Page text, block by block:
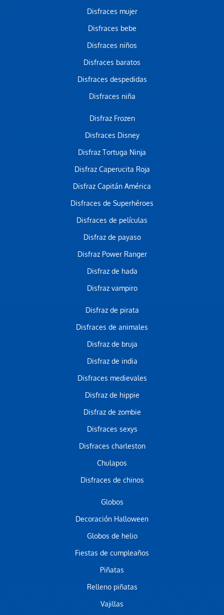
Disfraces mujer
Disfraces bebe
Disfraces niños
Disfraces baratos
Disfraces despedidas
Disfraces niña
Disfraz Frozen
Disfraces Disney
Disfraz Tortuga Ninja
Disfraz Caperucita Roja
Disfraz Capitán América
Disfraces de Superhéroes
Disfraces de películas
Disfraz de payaso
Disfraz Power Ranger
Disfraz de hada
Disfraz vampiro
Disfraz de pirata
Disfraces de animales
Disfraz de bruja
Disfraz de india
Disfraces medievales
Disfraz de hippie
Disfraz de zombie
Disfraces sexys
Disfraces charleston
Chulapos
Disfraces de chinos
Globos
Decoración Halloween
Globos de helio
Fiestas de cumpleaños
Piñatas
Relleno piñatas
Vajillas